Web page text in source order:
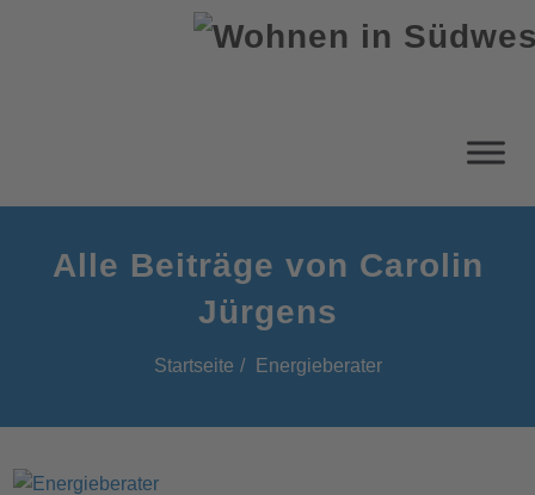
Alle Beiträge von Carolin
Jürgens
Startseite Energieberater